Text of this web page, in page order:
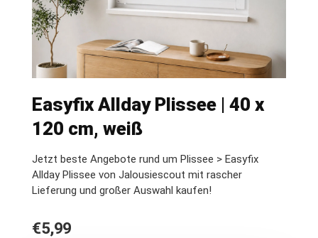
Easyfix Allday Plissee | 40 x
120 cm, weiß
Jetzt beste Angebote rund um Plissee > Easyfix
Allday Plissee von Jalousiescout mit rascher
Lieferung und großer Auswahl kaufen!
€5,99